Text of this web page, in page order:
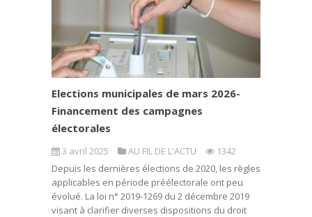
Elections municipales de mars 2026-
Financement des campagnes
électorales
3 avril 2025 AU FIL DE L'ACTU
1342
Depuis les dernières élections de 2020, les règles
applicables en période préélectorale ont peu
évolué. La loi n° 2019-1269 du 2 décembre 2019
visant à clarifier diverses dispositions du droit